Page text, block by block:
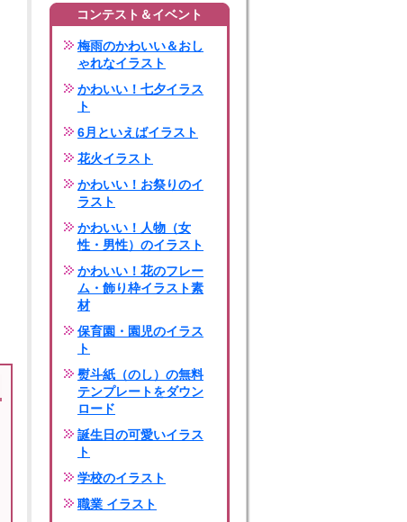
コンテスト＆イベント
梅雨のかわいい＆おし
ゃれなイラスト
かわいい！七夕イラス
ト
6月といえばイラスト
花火イラスト
かわいい！お祭りのイ
ラスト
かわいい！人物（女
性・男性）のイラスト
かわいい！花のフレー
ム・飾り枠イラスト素
材
保育園・園児のイラス
ト
熨斗紙（のし）の無料
テンプレートをダウン
ロード
誕生日の可愛いイラス
ト
学校のイラスト
職業 イラスト